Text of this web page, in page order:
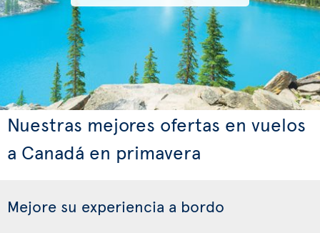
Nuestras mejores ofertas en vuelos
a Canadá en primavera
Mejore su experiencia a bordo